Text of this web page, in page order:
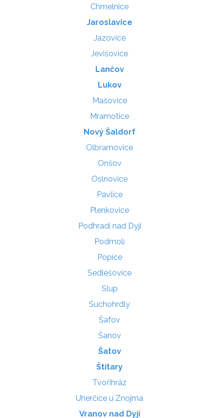
Chmelnice
Jaroslavice
Jazovice
Jevišovice
Lančov
Lukov
Mašovice
Mramotice
Nový Šaldorf
Olbramovice
Onšov
Oslnovice
Pavlice
Plenkovice
Podhradí nad Dyjí
Podmolí
Popice
Sedlešovice
Slup
Suchohrdly
Šafov
Šanov
Šatov
Štítary
Tvořihráz
Uherčice u Znojma
Vranov nad Dyjí